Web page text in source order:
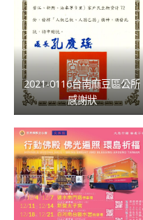
2021-0116台南麻豆區公所
感謝狀